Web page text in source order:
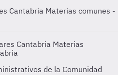
Cantabria Materias comunes -
Cantabria Materias
de la Comunidad